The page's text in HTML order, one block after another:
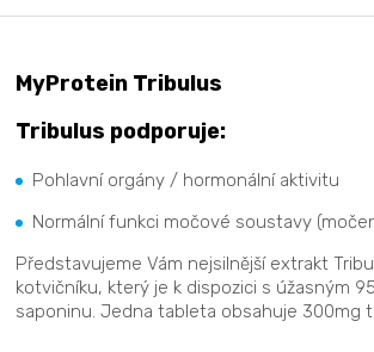
MyProtein Tribulus
Tribulus podporuje:
Pohlavní orgány / hormonální aktivitu
Normální funkci močové soustavy
Představujeme Vám nejsilnější extrakt
kotvičníku, který je k dispozici s úžasným
saponinu. Jedna tableta obsahuje 300mg